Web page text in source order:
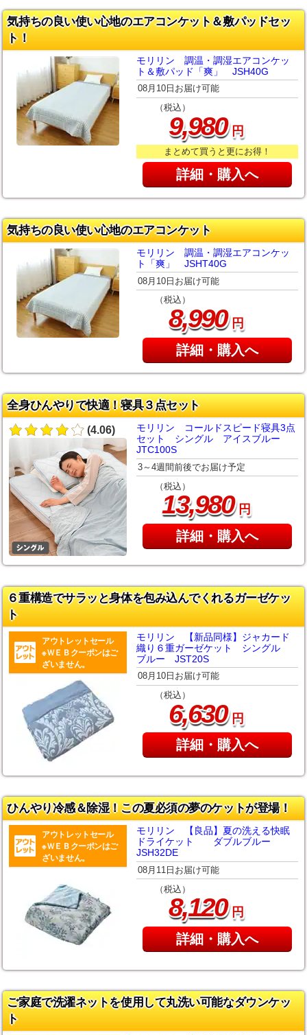
気持ちの良い使い心地のエアコンケット＆敷パッドセッ
ト！
モリリン 調温・調湿エアコンケッ
ト＆敷パッド「爽」 JSH40G
08月10日お届け可能
（税込）
9,980円
まとめて買うと更にお得！
詳細・購入へ
気持ちの良い使い心地のエアコンケット
モリリン 調温・調湿エアコンケッ
ト「爽」 JSHT40G
08月10日お届け可能
（税込）
8,990円
詳細・購入へ
全身ひんやりで快適！寝具３点セット
(4.06)
モリリン コールドスピード寝具3点
セット シングル アイスブルー
JTC100S
3～4週間前後でお届け予定
（税込）
13,980円
詳細・購入へ
６重構造でサラッと身体を包み込んでくれるガーゼケッ
ト
アウトレットセール
※ＷＥＢクーポンはご
ざいません。
モリリン 【新品同様】ジャカード
織り６重ガーゼケット シングル
ブルー JST20S
08月10日お届け可能
（税込）
6,630円
詳細・購入へ
ひんやり冷感＆除湿！この夏必須の夢のケットが登場！
アウトレットセール
※ＷＥＢクーポンはご
ざいません。
モリリン 【良品】夏の洗える快眠
ドライケット ダブルブルー
JSH32DE
08月11日お届け可能
（税込）
8,120円
詳細・購入へ
ご家庭で洗濯ネットを使用して丸洗い可能なダウンケッ
ト